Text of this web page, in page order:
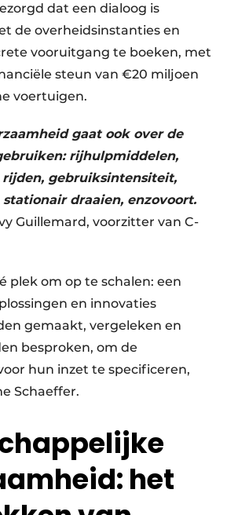
dat een dialoog is
de overheidsinstanties en
vooruitgang te boeken, met
steun van €20 miljoen
voertuigen.
gaat ook over de
rijhulpmiddelen,
gebruiksintensiteit,
draaien, enzovoort.
Guillemard, voorzitter van C-
plek om op te schalen: een
en innovaties
gemaakt, vergeleken en
besproken, om de
hun inzet te specificeren,
Schaeffer.
het